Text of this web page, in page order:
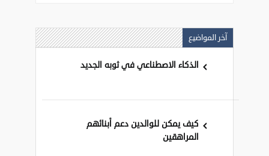
آخر المواضيع
الذكاء الاصطناعي في ثوبه الجديد
كيف يمكن للوالدين دعم أبنائهم
المراهقين